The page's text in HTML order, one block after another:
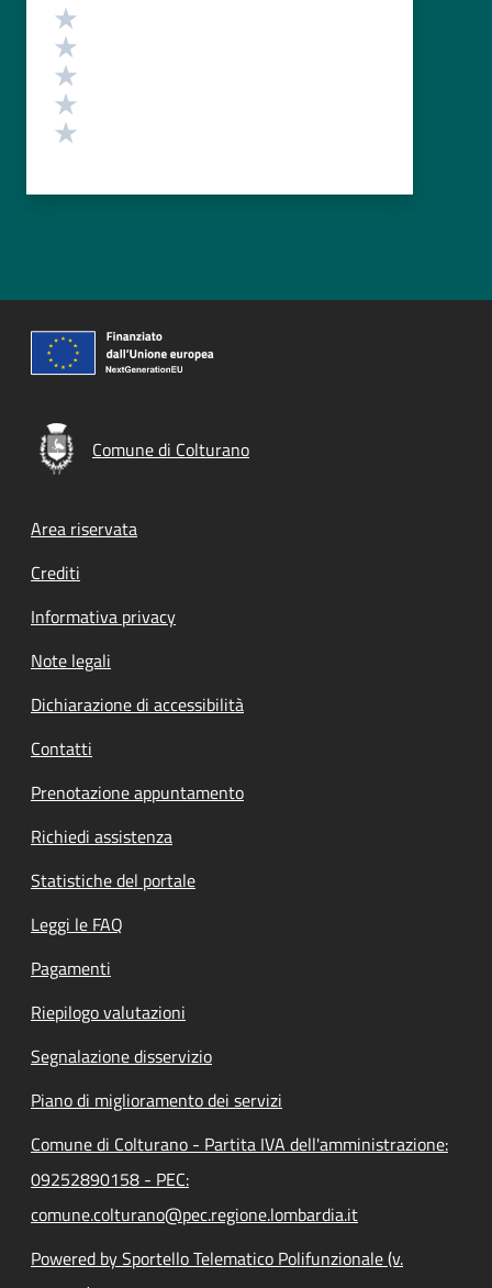
Valutazione
Comune di Colturano
Footer menu
Area riservata
Crediti
Informativa privacy
Note legali
Dichiarazione di accessibilità
Contatti
Prenotazione appuntamento
Richiedi assistenza
Statistiche del portale
Leggi le FAQ
Pagamenti
Riepilogo valutazioni
Segnalazione disservizio
Piano di miglioramento dei servizi
Comune di Colturano - Partita IVA dell'amministrazione:
09252890158 - PEC:
comune.colturano@pec.regione.lombardia.it
Powered by Sportello Telematico Polifunzionale (v.